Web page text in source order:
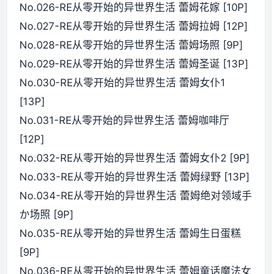
No.026-RE从零开始的异世界生活 蕾姆花嫁 [10P]
No.027-RE从零开始的异世界生活 蕾姆拉姆 [12P]
No.028-RE从零开始的异世界生活 蕾姆场照 [9P]
No.029-RE从零开始的异世界生活 蕾姆圣诞 [13P]
No.030-RE从零开始的异世界生活 蕾姆女仆1
[13P]
No.031-RE从零开始的异世界生活 蕾姆咖啡厅
[12P]
No.032-RE从零开始的异世界生活 蕾姆女仆2 [9P]
No.033-RE从零开始的异世界生活 蕾姆绿野 [13P]
No.034-RE从零开始的异世界生活 蕾姆绝对领域手
か场照 [9P]
No.035-RE从零开始的异世界生活 蕾姆生日蛋糕
[9P]
No.036-RE从零开始的异世界生活 蕾姆童话魔法女